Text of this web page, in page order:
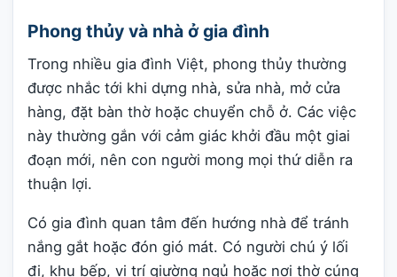
Phong thủy và nhà ở gia đình
Trong nhiều gia đình Việt, phong thủy thường
được nhắc tới khi dựng nhà, sửa nhà, mở cửa
hàng, đặt bàn thờ hoặc chuyển chỗ ở. Các việc
này thường gắn với cảm giác khởi đầu một giai
đoạn mới, nên con người mong mọi thứ diễn ra
thuận lợi.
Có gia đình quan tâm đến hướng nhà để tránh
nắng gắt hoặc đón gió mát. Có người chú ý lối
đi, khu bếp, vị trí giường ngủ hoặc nơi thờ cúng